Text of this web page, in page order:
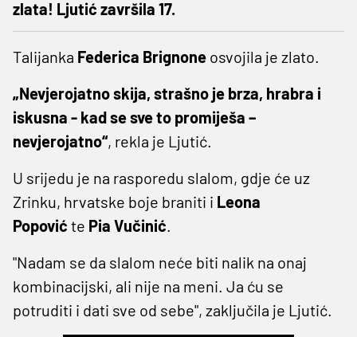
zlata! Ljutić završila 17.
Talijanka Federica Brignone osvojila je zlato.
„Nevjerojatno skija, strašno je brza, hrabra i
iskusna - kad se sve to promiješa –
nevjerojatno“, rekla je Ljutić.
U srijedu je na rasporedu slalom, gdje će uz
Zrinku, hrvatske boje braniti i Leona
Popović te Pia Vučinić.
"Nadam se da slalom neće biti nalik na onaj
kombinacijski, ali nije na meni. Ja ću se
potruditi i dati sve od sebe", zaključila je Ljutić.